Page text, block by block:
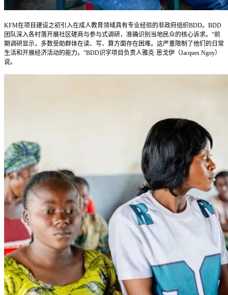
KFM在项目建设之初引入在成人教育领域具有专业经验的非政府组织BDD。BDD
团队深入各村落开展社区磋商与参与式调研，准确识别当地民众的核心诉求。“前
期调研显示，多数受助群体在读、写、算方面存在困难。这严重限制了他们的日常
生活和开展经济活动的能力。”BDD识字项目负责人雅克·恩戈伊（Jacques Ngoy）
说。